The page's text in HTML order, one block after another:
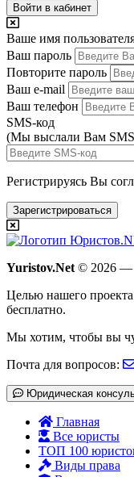
Войти в кабинет
Ваше имя
Ваш пароль
Повторите пароль
Ваш e-mail
Ваш телефон
SMS-код
(Мы выслали Вам
Регистрируясь Вы
Зарегистрироваться
Yuristov.Net © 2026 —
Целью нашего
бесплатно.
Мы хотим, чтобы вы
Почта для вопросов:
Юридическая
Главная
Все юристы
ТОП 100
Виды права